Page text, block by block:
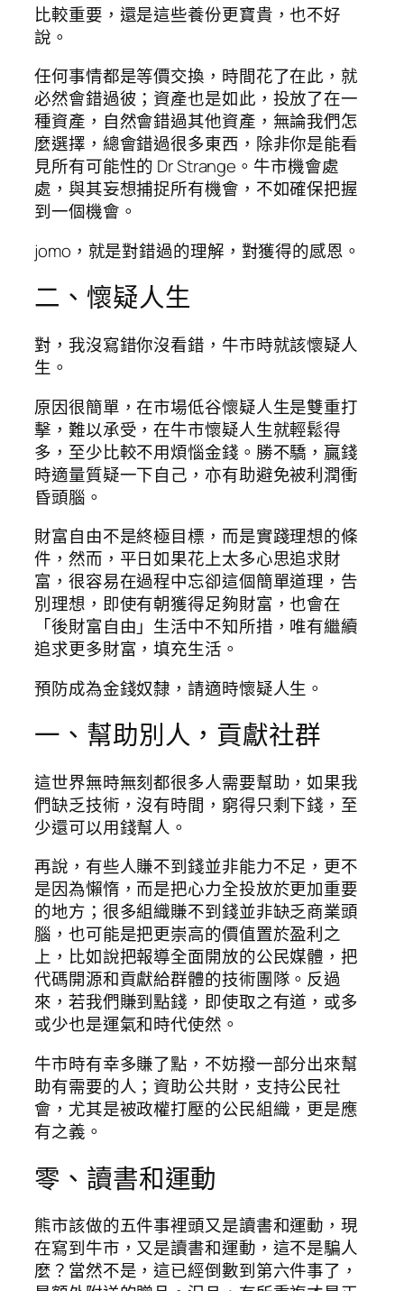
比較重要，還是這些養份更寶貴，也不好
說。
任何事情都是等價交換，時間花了在此，就
必然會錯過彼；資產也是如此，投放了在一
種資產，自然會錯過其他資產，無論我們怎
麼選擇，總會錯過很多東西，除非你是能看
見所有可能性的 Dr Strange。牛市機會處
處，與其妄想捕捉所有機會，不如確保把握
到一個機會。
jomo，就是對錯過的理解，對獲得的感恩。
二、懷疑人生
對，我沒寫錯你沒看錯，牛市時就該懷疑人
生。
原因很簡單，在市場低谷懷疑人生是雙重打
擊，難以承受，在牛市懷疑人生就輕鬆得
多，至少比較不用煩惱金錢。勝不驕，贏錢
時適量質疑一下自己，亦有助避免被利潤衝
昏頭腦。
財富自由不是終極目標，而是實踐理想的條
件，然而，平日如果花上太多心思追求財
富，很容易在過程中忘卻這個簡單道理，告
別理想，即使有朝獲得足夠財富，也會在
「後財富自由」生活中不知所措，唯有繼續
追求更多財富，填充生活。
預防成為金錢奴隸，請適時懷疑人生。
一、幫助別人，貢獻社群
這世界無時無刻都很多人需要幫助，如果我
們缺乏技術，沒有時間，窮得只剩下錢，至
少還可以用錢幫人。
再說，有些人賺不到錢並非能力不足，更不
是因為懶惰，而是把心力全投放於更加重要
的地方；很多組織賺不到錢並非缺乏商業頭
腦，也可能是把更崇高的價值置於盈利之
上，比如說把報導全面開放的公民媒體，把
代碼開源和貢獻給群體的技術團隊。反過
來，若我們賺到點錢，即使取之有道，或多
或少也是運氣和時代使然。
牛市時有幸多賺了點，不妨撥一部分出來幫
助有需要的人；資助公共財，支持公民社
會，尤其是被政權打壓的公民組織，更是應
有之義。
零、讀書和運動
熊市該做的五件事裡頭又是讀書和運動，現
在寫到牛市，又是讀書和運動，這不是騙人
麼？當然不是，這已經倒數到第六件事了，